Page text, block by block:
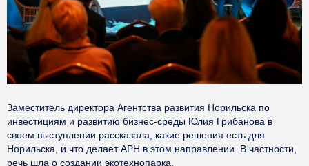
Заместитель директора Агентства развития Норильска по
инвестициям и развитию бизнес-среды Юлия Грибанова в
своем выступлении рассказала, какие решения есть для
Норильска, и что делает АРН в этом направлении. В частности,
речь шла о создании экотехнопарка.